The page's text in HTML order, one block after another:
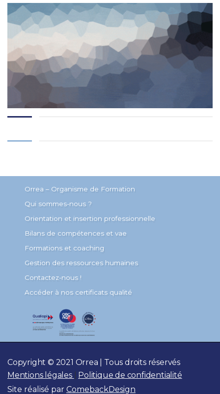
Orrea – Organisme de Formation
Qui sommes-nous ?
Orientation et insertion professionnelle
Bilans de compétences et vae
Formations et coaching
Gestion des ressources humaines
Contactez-nous !
Accéder à nos certificats qualité
Copyright © 2021 Orrea | Tous droits réservés
Mentions légales
Politique de confidentialité
Site réalisé par ComebackDesign